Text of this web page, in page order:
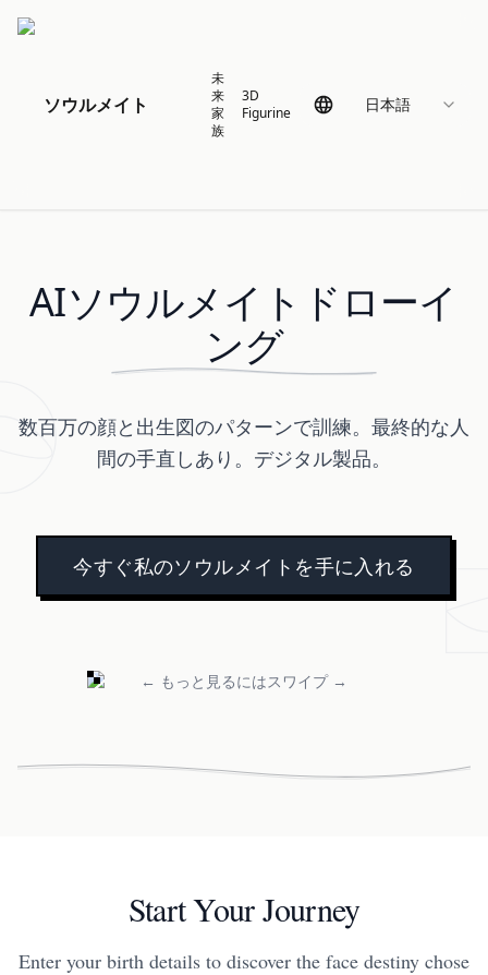
ソウルメイト
未
来
家
族
3D
Figurine
日本語
AIソウルメイトドローイ
ング
数百万の顔と出生図のパターンで訓練。最終的な人
間の手直しあり。デジタル製品。
今すぐ私のソウルメイトを手に入れる
← もっと見るにはスワイプ →
Start Your Journey
Enter your birth details to discover the face destiny chose